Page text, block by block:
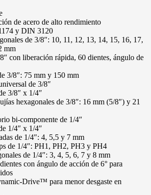
de acero de alto rendimiento
y DIN 3120
de 3/8″: 10, 11, 12, 13, 14, 15, 16, 17,
mm
con liberación rápida, 60 dientes, ángulo de
3/8″: 75 mm y 150 mm
de 3/8″
3/8″ x 1/4″
hexagonales de 3/8″: 16 mm (5/8″) y 21
bi-componente de 1/4″
1/4″ x 1/4″
de 1/4″: 4, 5,5 y 7 mm
de 1/4″: PH1, PH2, PH3 y PH4
de 1/4″: 3, 4, 5, 6, 7 y 8 mm
con ángulo de acción de 6° para
Drive™ para menor desgaste en